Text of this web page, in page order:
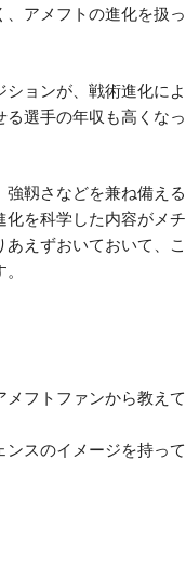
アメフトの進化を扱っ
ョンが、戦術進化によ
選手の年収も高くなっ
靱さなどを兼ね備える
を科学した内容がメチ
えずおいておいて、こ
フトファンから教えて
スのイメージを持って